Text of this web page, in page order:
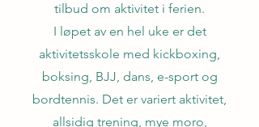
tilbud om aktivitet i ferien.
I løpet av en hel uke er det
aktivitetsskole med kickboxing,
boksing, BJJ, dans, e-sport og
bordtennis. Det er variert aktivitet,
allsidig trening, mye moro,